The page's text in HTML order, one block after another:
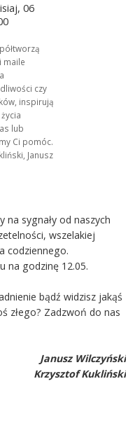
06
maile
czy
inspirują
lub
Ci pomóc.
Janusz
na sygnały od naszych
wszelakiej
codziennego.
na godzinę 12.05.
bądź widzisz jakąś
złego? Zadzwoń do nas
Janusz Wilczyński
Krzysztof Kukliński